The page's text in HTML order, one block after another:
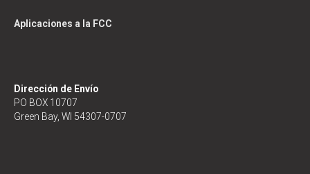
Aplicaciones a la FCC
Dirección de Envío
PO BOX 10707
Green Bay, WI 54307-0707